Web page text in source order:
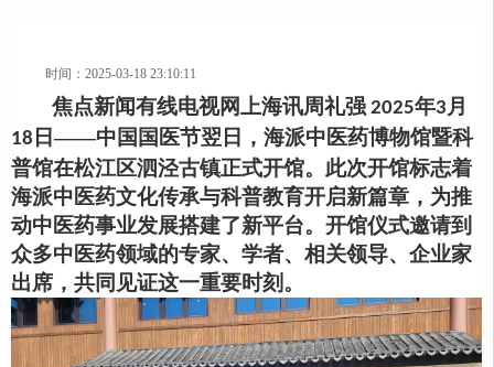
时间：2025-03-18 23:10:11
焦点新闻有线电视网上海讯周礼强2025年3 月
18 日——中国国医节翌日 ，海派中医药博物馆暨科
普馆在松江区泗泾古镇正式开馆。此次开馆标志着
海派中医药文化传承与科普教育开启新篇章，为推
动中医药事业发展搭建了新平台。开馆仪式邀请到
众多中医药领域的专家、学者、 相关领导、企业家
出席，共同见证这一重要时刻。